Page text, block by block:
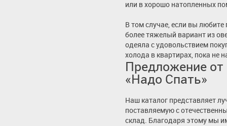
или в хорошо натопленных
В том случае, если вы любите
более тяжелый вариант из
одеяла с удовольствием
холода в квартирах, пока не
Предложение от
«Надо Спать»
Наш каталог представляет
поставляемую с
склад. Благодаря этому мы